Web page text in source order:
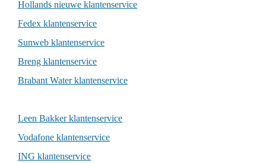
Hollands nieuwe klantenservice
Fedex klantenservice
Sunweb klantenservice
Breng klantenservice
Brabant Water klantenservice
Leen Bakker klantenservice
Vodafone klantenservice
ING klantenservice